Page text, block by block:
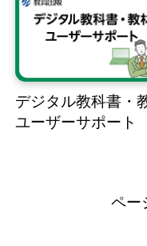
デジタル教科書・
ユーザーサポート
ペー